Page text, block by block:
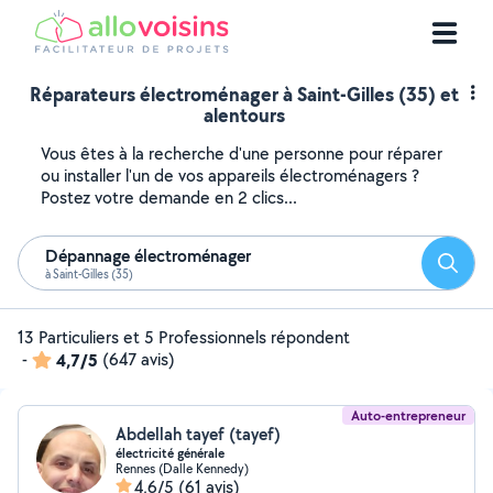
Réparateurs électroménager à Saint-Gilles (35) et
alentours
Vous êtes à la recherche d'une personne pour réparer
ou installer l'un de vos appareils électroménagers ?
Postez votre demande en 2 clics...
Dépannage électroménager
à Saint-Gilles (35)
13 Particuliers et 5 Professionnels répondent
-
4,7/5 (647 avis)
Auto-entrepreneur
Abdellah tayef (tayef)
électricité générale
Rennes (Dalle Kennedy)
4,6/5 (61 avis)